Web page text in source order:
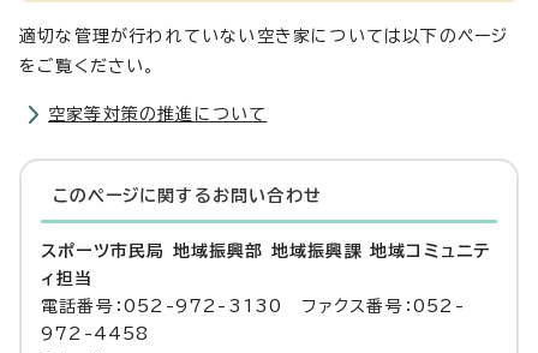
適切な管理が行われていない空き家については以下のページ
をご覧ください。
空家等対策の推進について
このページに関する お問い合わせ
スポーツ市民局 地域振興部 地域振興課 地域コミュニテ
ィ担当
電話番号：052-972-3130 ファクス番号：052-
972-4458